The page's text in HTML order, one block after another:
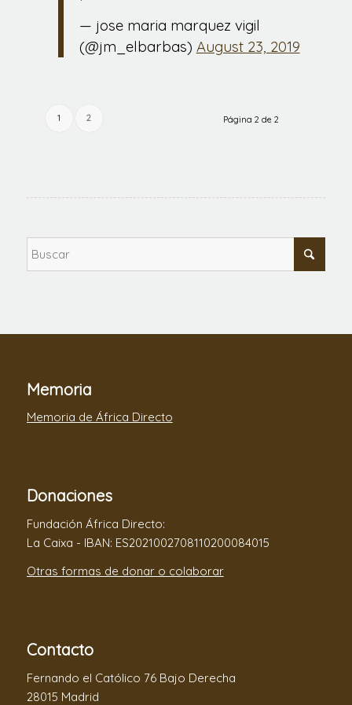
— jose maria marquez vigil
(@jm_elbarbas) August 23, 2019
Página 2 de 2
1 2
Memoria
Memoria de África Directo
Donaciones
Fundación África Directo:
La Caixa - IBAN: ES2021002708110200084015
Otras formas de donar o colaborar
Contacto
Fernando el Católico 76 Bajo Derecha
28015 Madrid